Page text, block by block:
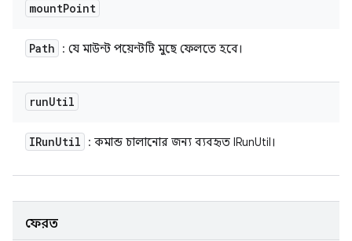
mountPoint
Path : যে মাউন্ট পয়েন্টটি মুছে ফেলতে হবে।
runUtil
IRunUtil : কমান্ড চালানোর জন্য ব্যবহৃত IRunUtil।
ফেরত